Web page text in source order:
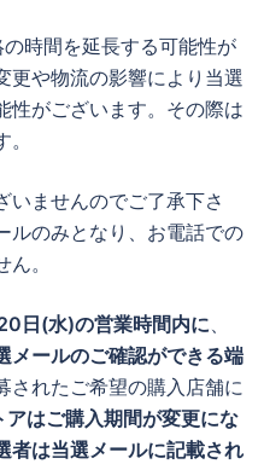
時間を延長する可能性が
更や物流の影響により当選
性がございます。その際は
いませんのでご了承下さ
ルのみとなり、お電話での
。
日(水)の営業時間内に、
メールのご確認ができる端
されたご希望の購入店舗に
アはご購入期間が変更にな
者は当選メールに記載され